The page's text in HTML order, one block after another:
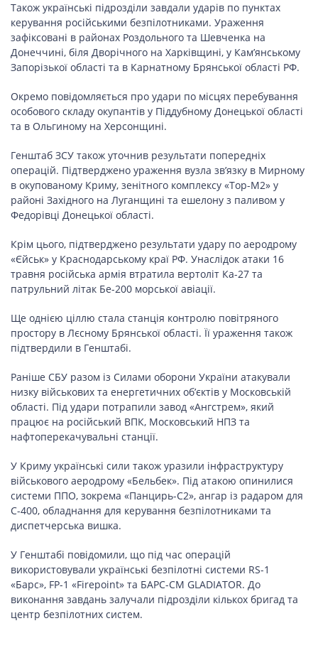
ЗДОРОВ’Я
ГОТУЄМО РАЗОМ
BEAUTY
СПОРТ
LIFESTYLE
Також українські підрозділи завдали ударів по пунктах
керування російськими безпілотниками. Ураження
зафіксовані в районах Роздольного та Шевченка на
Донеччині, біля Дворічного на Харківщині, у Кам’янському
Запорізької області та в Карнатному Брянської області РФ.
Окремо повідомляється про удари по місцях перебування
особового складу окупантів у Піддубному Донецької області
та в Ольгиному на Херсонщині.
Генштаб ЗСУ також уточнив результати попередніх
операцій. Підтверджено ураження вузла зв’язку в Мирному
в окупованому Криму, зенітного комплексу «Тор-М2» у
районі Західного на Луганщині та ешелону з паливом у
Федорівці Донецької області.
Крім цього, підтверджено результати удару по аеродрому
«Єйськ» у Краснодарському краї РФ. Унаслідок атаки 16
травня російська армія втратила вертоліт Ка-27 та
патрульний літак Бе-200 морської авіації.
Ще однією ціллю стала станція контролю повітряного
простору в Лєсному Брянської області. Її ураження також
підтвердили в Генштабі.
Раніше СБУ разом із Силами оборони України атакували
низку військових та енергетичних об’єктів у Московській
області. Під удари потрапили завод «Ангстрем», який
працює на російський ВПК, Московський НПЗ та
нафтоперекачувальні станції.
У Криму українські сили також уразили інфраструктуру
військового аеродрому «Бельбек». Під атакою опинилися
системи ППО, зокрема «Панцирь-С2», ангар із радаром для
С-400, обладнання для керування безпілотниками та
диспетчерська вишка.
У Генштабі повідомили, що під час операцій
використовували українські безпілотні системи RS-1
«Барс», FP-1 «Firepoint» та БАРС-СМ GLADIATOR. До
виконання завдань залучали підрозділи кількох бригад та
центр безпілотних систем.